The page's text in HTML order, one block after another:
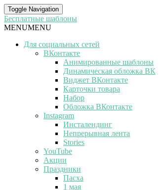
Toggle Navigation
Бесплатные шаблоны
MENUMENU
Для социальных сетей
ВКонтакте
Анимированные шаблоны
Динамическая обложка ВК
Виджет ВКонтакте
Карточки товара
Набор
Обложка ВКонтакте
Instagram
Инсталендинг
Непрерывная лента
Stories
YouTube
Акции
Праздники
Пасха
1 мая